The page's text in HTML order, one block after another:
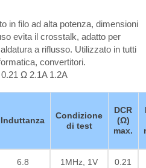
in filo ad alta potenza, dimensioni
evita il crosstalk, adatto per
a riflusso. Utilizzato in tutti
convertitori.
Ω 2.1A 1.2A
Induttanza
Condizione
di test
DCR
(Ω)
max.
6.8 1MHz, 1V 0.21